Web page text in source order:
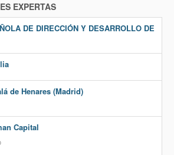
EXPERTAS
DE DIRECCIÓN Y DESARROLLO DE
de Henares (Madrid)
Capital